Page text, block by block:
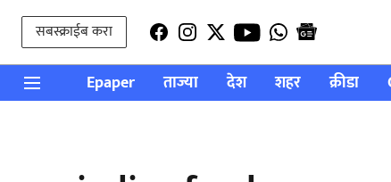
सबस्क्राईब करा
Epaper ताज्या देश शहर क्रीडा